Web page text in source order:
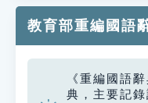
教育部重編國語
《重編國語
典，主要記